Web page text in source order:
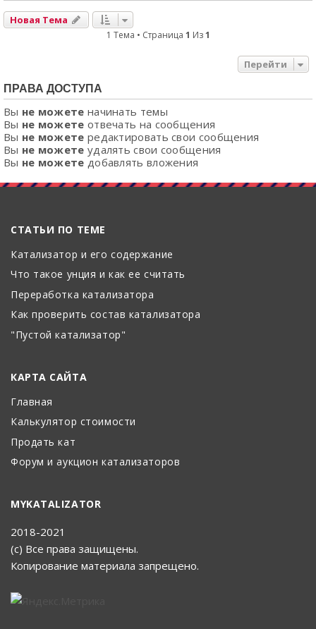
Новая Тема
1 Тема • Страница 1 Из1
Перейти
ПРАВА ДОСТУПА
Вы не можете начинать темы
Вы не можете отвечать на сообщения
Вы не можете редактировать свои сообщения
Вы не можете удалять свои сообщения
Вы не можете добавлять вложения
СТАТЬИ ПО ТЕМЕ
Катализатор и его содержание
Что такое унция и как ее считать
Переработка катализатора
Как проверить состав катализатора
"Пустой катализатор"
КАРТА САЙТА
Главная
Калькулятор стоимости
Продать кат
Форум и аукцион катализаторов
MYKATALIZATOR
2018-2021
(с) Все права защищены.
Копирование материала запрещено.